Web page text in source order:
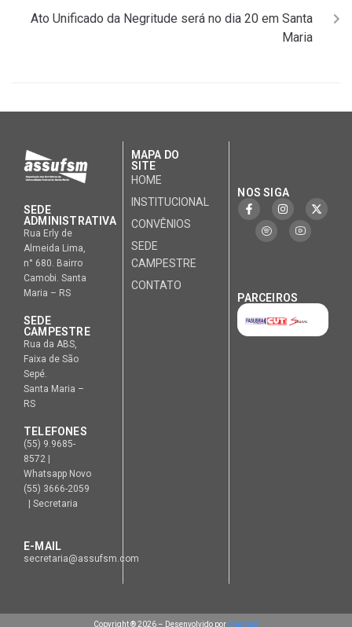
Ato Unificado da Negritude será no dia 20 em Santa
Maria
SEDE
ADMINISTRATIVA
Rua Erly de
Almeida Lima,
n° 680. Bairro
Camobi. Santa
Maria – RS
SEDE
CAMPESTRE
Rua da ABS,
Faixa de São
Sepé.
Santa Maria –
RS
TELEFONES
(55) 9.9685-
8572 |
Whatsapp Novo
(55) 3666-2059
| Secretaria
E-MAIL
secretaria@assufsm.com
MAPA DO
SITE
HOME
INSTITUCIONAL
CONVÊNIOS
SEDE
CAMPESTRE
CONTATO
NOS SIGA
PARCEIROS
Copyright ® 2026 – Desenvolvido por Manduá